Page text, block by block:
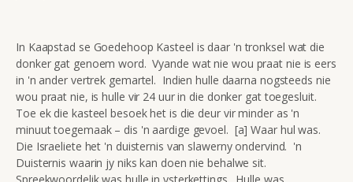
In Kaapstad se Goedehoop Kasteel is daar 'n tronksel wat die
donker gat genoem word. Vyande wat nie wou praat nie is eers
in 'n ander vertrek gemartel. Indien hulle daarna nogsteeds nie
wou praat nie, is hulle vir 24 uur in die donker gat toegesluit.
Toe ek die kasteel besoek het is die deur vir minder as 'n
minuut toegemaak – dis 'n aardige gevoel. [a] Waar hul was.
Die Israeliete het 'n duisternis van slawerny ondervind. 'n
Duisternis waarin jy niks kan doen nie behalwe sit.